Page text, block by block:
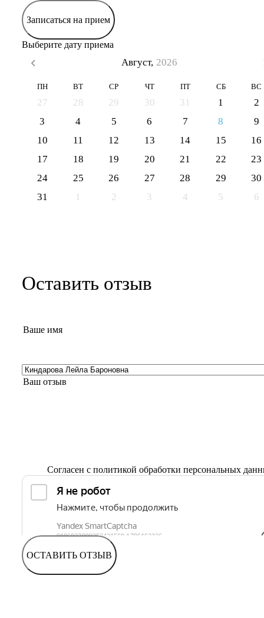
Записаться на прием
Выберите дату приема
Август, 2026
ПН ВТ СР ЧТ ПТ СБ ВС
27 28 29 30 31 1
2
3
4 5 6 7 8
9
10
11 12 13 14 15
16
17
18 19 20 21 22
23
24
25 26 27 28 29
30
31
1 2 3 4 5 6
Оставить отзыв
Согласен с политикой обработки персональных
ОСТАВИТЬ ОТЗЫВ